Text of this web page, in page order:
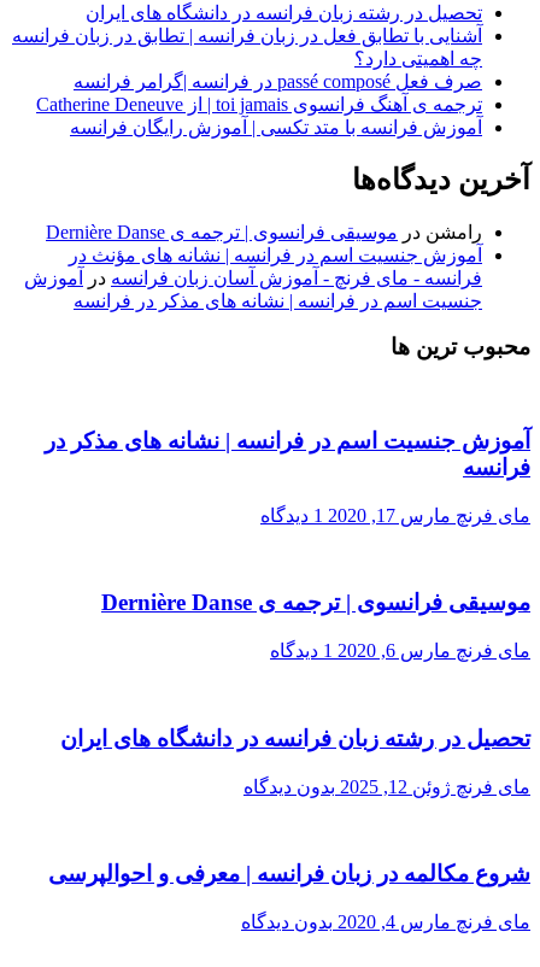
تحصیل در رشته زبان فرانسه در دانشگاه های ایران
آشنایی با تطابق فعل در زبان فرانسه | تطابق در زبان فرانسه
چه اهمیتی دارد؟
صرف فعل passé composé در فرانسه |گرامر فرانسه
ترجمه ی آهنگ فرانسوی toi jamais | از Catherine Deneuve
آموزش فرانسه با متد تکسی | آموزش رایگان فرانسه
آخرین دیدگاه‌ها
رامشن در موسیقی فرانسوی | ترجمه ی Dernière Danse
آموزش جنسیت اسم در فرانسه | نشانه های مؤنث در
فرانسه - مای فرنچ - آموزش آسان زبان فرانسه در
آموزش
جنسیت اسم در فرانسه | نشانه های مذکر در فرانسه
محبوب ترین ها
آموزش جنسیت اسم در فرانسه | نشانه های مذکر در
فرانسه
مای فرنچ مارس 17, 2020 1 دیدگاه
موسیقی فرانسوی | ترجمه ی Dernière Danse
مای فرنچ مارس 6, 2020 1 دیدگاه
تحصیل در رشته زبان فرانسه در دانشگاه های ایران
مای فرنچ ژوئن 12, 2025 بدون دیدگاه
شروع مکالمه در زبان فرانسه | معرفی و احوالپرسی
مای فرنچ مارس 4, 2020 بدون دیدگاه